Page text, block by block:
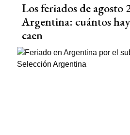
Los feriados de agosto
Argentina: cuántos
caen